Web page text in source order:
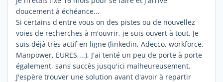
doucement à échéance...
Si certains d'entre vous on des pistes ou de nouvellez
voies de recherches à m'ouvrir, je suis ouvert à tout. Je
suis déjà très actif en ligne (linkedin, Adecco, workforce,
Manpower, EURES,...), J'ai tenté un peu de porte à porte
également, sans succès jusqu'ici malheureusement.
J'espère trouver une solution avant d'avoir à repartir